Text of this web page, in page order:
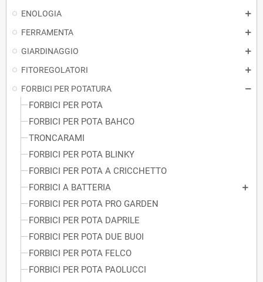
ENOLOGIA
FERRAMENTA
GIARDINAGGIO
FITOREGOLATORI
FORBICI PER POTATURA
FORBICI PER POTA
FORBICI PER POTA BAHCO
TRONCARAMI
FORBICI PER POTA BLINKY
FORBICI PER POTA A CRICCHETTO
FORBICI A BATTERIA
FORBICI PER POTA PRO GARDEN
FORBICI PER POTA DAPRILE
FORBICI PER POTA DUE BUOI
FORBICI PER POTA FELCO
FORBICI PER POTA PAOLUCCI